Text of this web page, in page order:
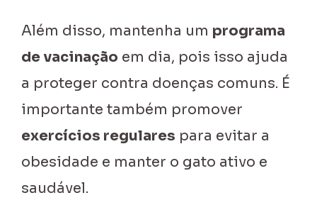
Além disso, mantenha um programa
de vacinação em dia, pois isso ajuda
a proteger contra doenças comuns. É
importante também promover
exercícios regulares para evitar a
obesidade e manter o gato ativo e
saudável.